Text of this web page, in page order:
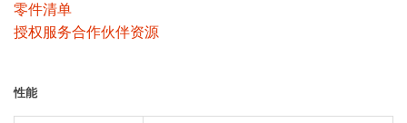
零件清单
授权服务合作伙伴资源
性能